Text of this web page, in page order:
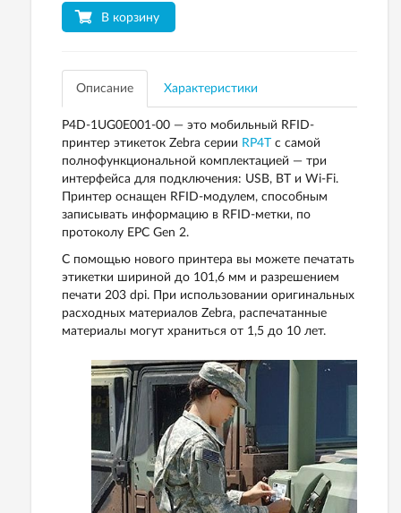
В корзину
Описание Характеристики
P4D-1UG0E001-00 — это мобильный RFID-
принтер этикеток Zebra серии RP4T с самой
полнофункциональной комплектацией — три
интерфейса для подключения: USB, BT и Wi-Fi.
Принтер оснащен RFID-модулем, способным
записывать информацию в RFID-метки, по
протоколу EPC Gen 2.
С помощью нового принтера вы можете печатать
этикетки шириной до 101,6 мм и разрешением
печати 203 dpi. При использовании оригинальных
расходных материалов Zebra, распечатанные
материалы могут храниться от 1,5 до 10 лет.